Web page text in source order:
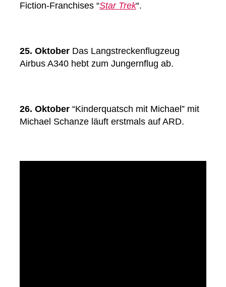
Fiction-Franchises “Star Trek“.
25. Oktober Das Langstreckenflugzeug
Airbus A340 hebt zum Jungernflug ab.
26. Oktober “Kinderquatsch mit Michael” mit
Michael Schanze läuft erstmals auf ARD.